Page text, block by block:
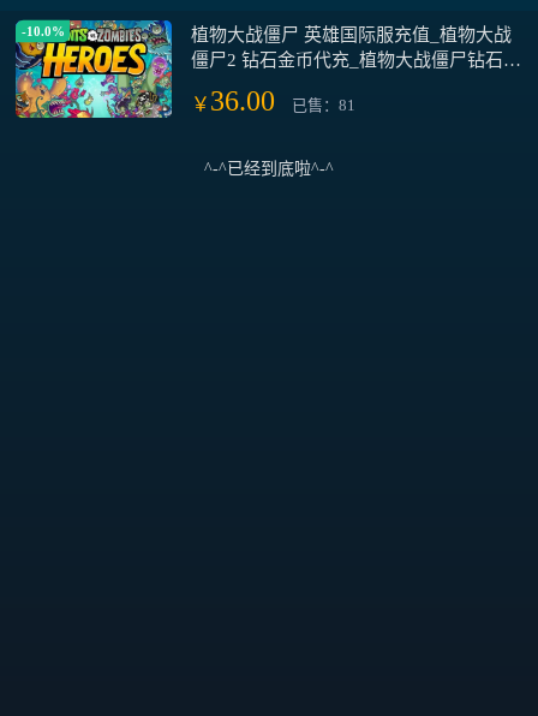
-10.0%
植物大战僵尸 英雄国际服充值_植物大战
僵尸2 钻石金币代充_植物大战僵尸钻石
￥ 36.00 已售：81
^-^已经到底啦^-^